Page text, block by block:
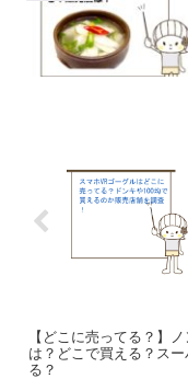
【どこに売ってる？】
は？どこで買える？ス
る？